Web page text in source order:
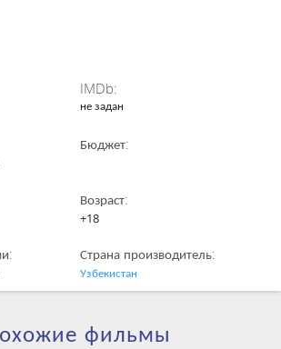
IMDb:
не задан
Бюджет:
Возраст:
+18
Страна производитель:
Узбекистан
фильмы